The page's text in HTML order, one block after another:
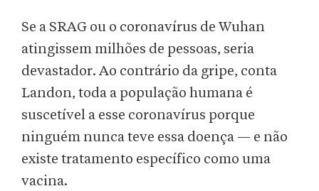
Se a SRAG ou o coronavírus de Wuhan
atingissem milhões de pessoas, seria
devastador. Ao contrário da gripe, conta
Landon, toda a população humana é
suscetível a esse coronavírus porque
ninguém nunca teve essa doença — e não
existe tratamento específico como uma
vacina.